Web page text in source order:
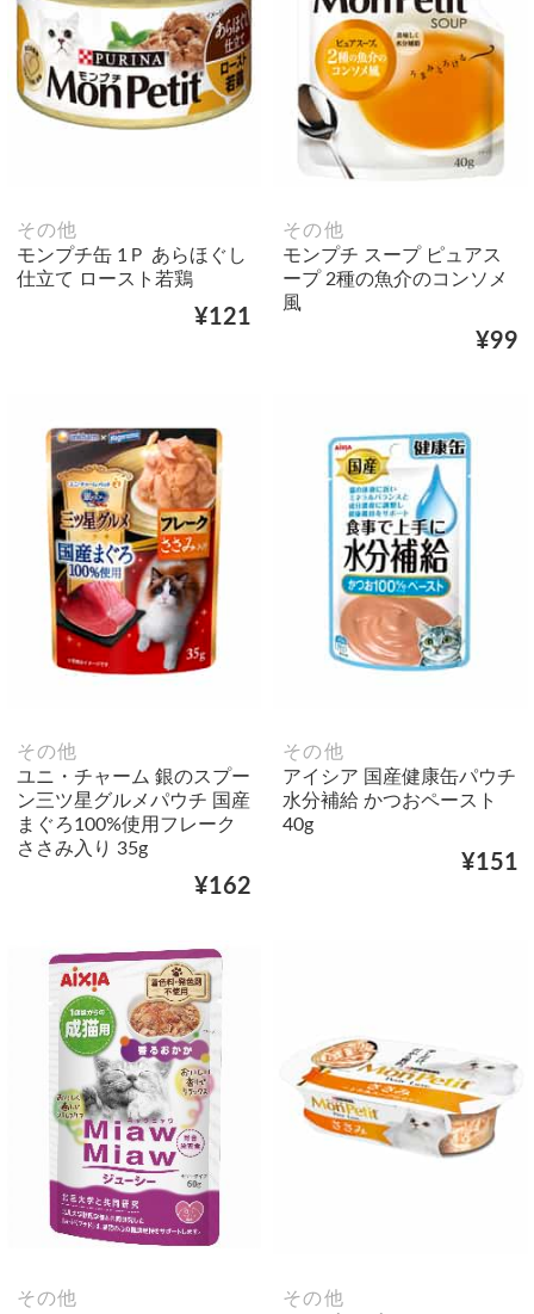
その他
モンプチ缶 1Ｐ あらほぐし
仕立て ロースト若鶏
¥121
その他
モンプチ スープ ピュアス
ープ 2種の魚介のコンソメ
風
¥99
その他
ユニ・チャーム 銀のスプー
ン三ツ星グルメパウチ 国産
まぐろ100%使用フレーク
ささみ入り 35g
¥162
その他
アイシア 国産健康缶パウチ
水分補給 かつおペースト
40g
¥151
その他
その他